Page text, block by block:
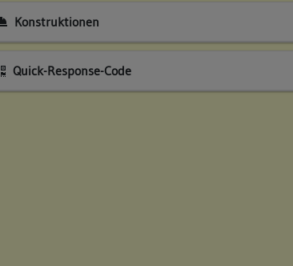
Konstruktionen
Quick-Response-Code